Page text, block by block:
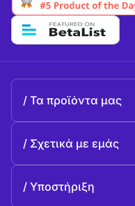
Τα προϊόντα μας
Σχετικά με εμάς
Υποστήριξη